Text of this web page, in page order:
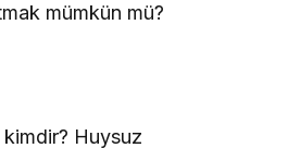
mümkün mü?